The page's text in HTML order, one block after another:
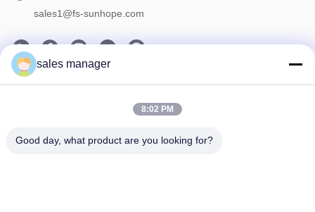
sales1@fs-sunhope.com
Notre Newsletter
Abonnez-vous à notre newsletter pour des réductions et plus
sales manager
8:02 PM
Good day, what product are you looking for?